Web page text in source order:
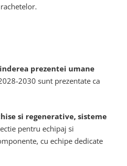
prezentei umane
2030 sunt prezentate ca
si regenerative, sisteme
pentru echipaj si
cu echipe dedicate